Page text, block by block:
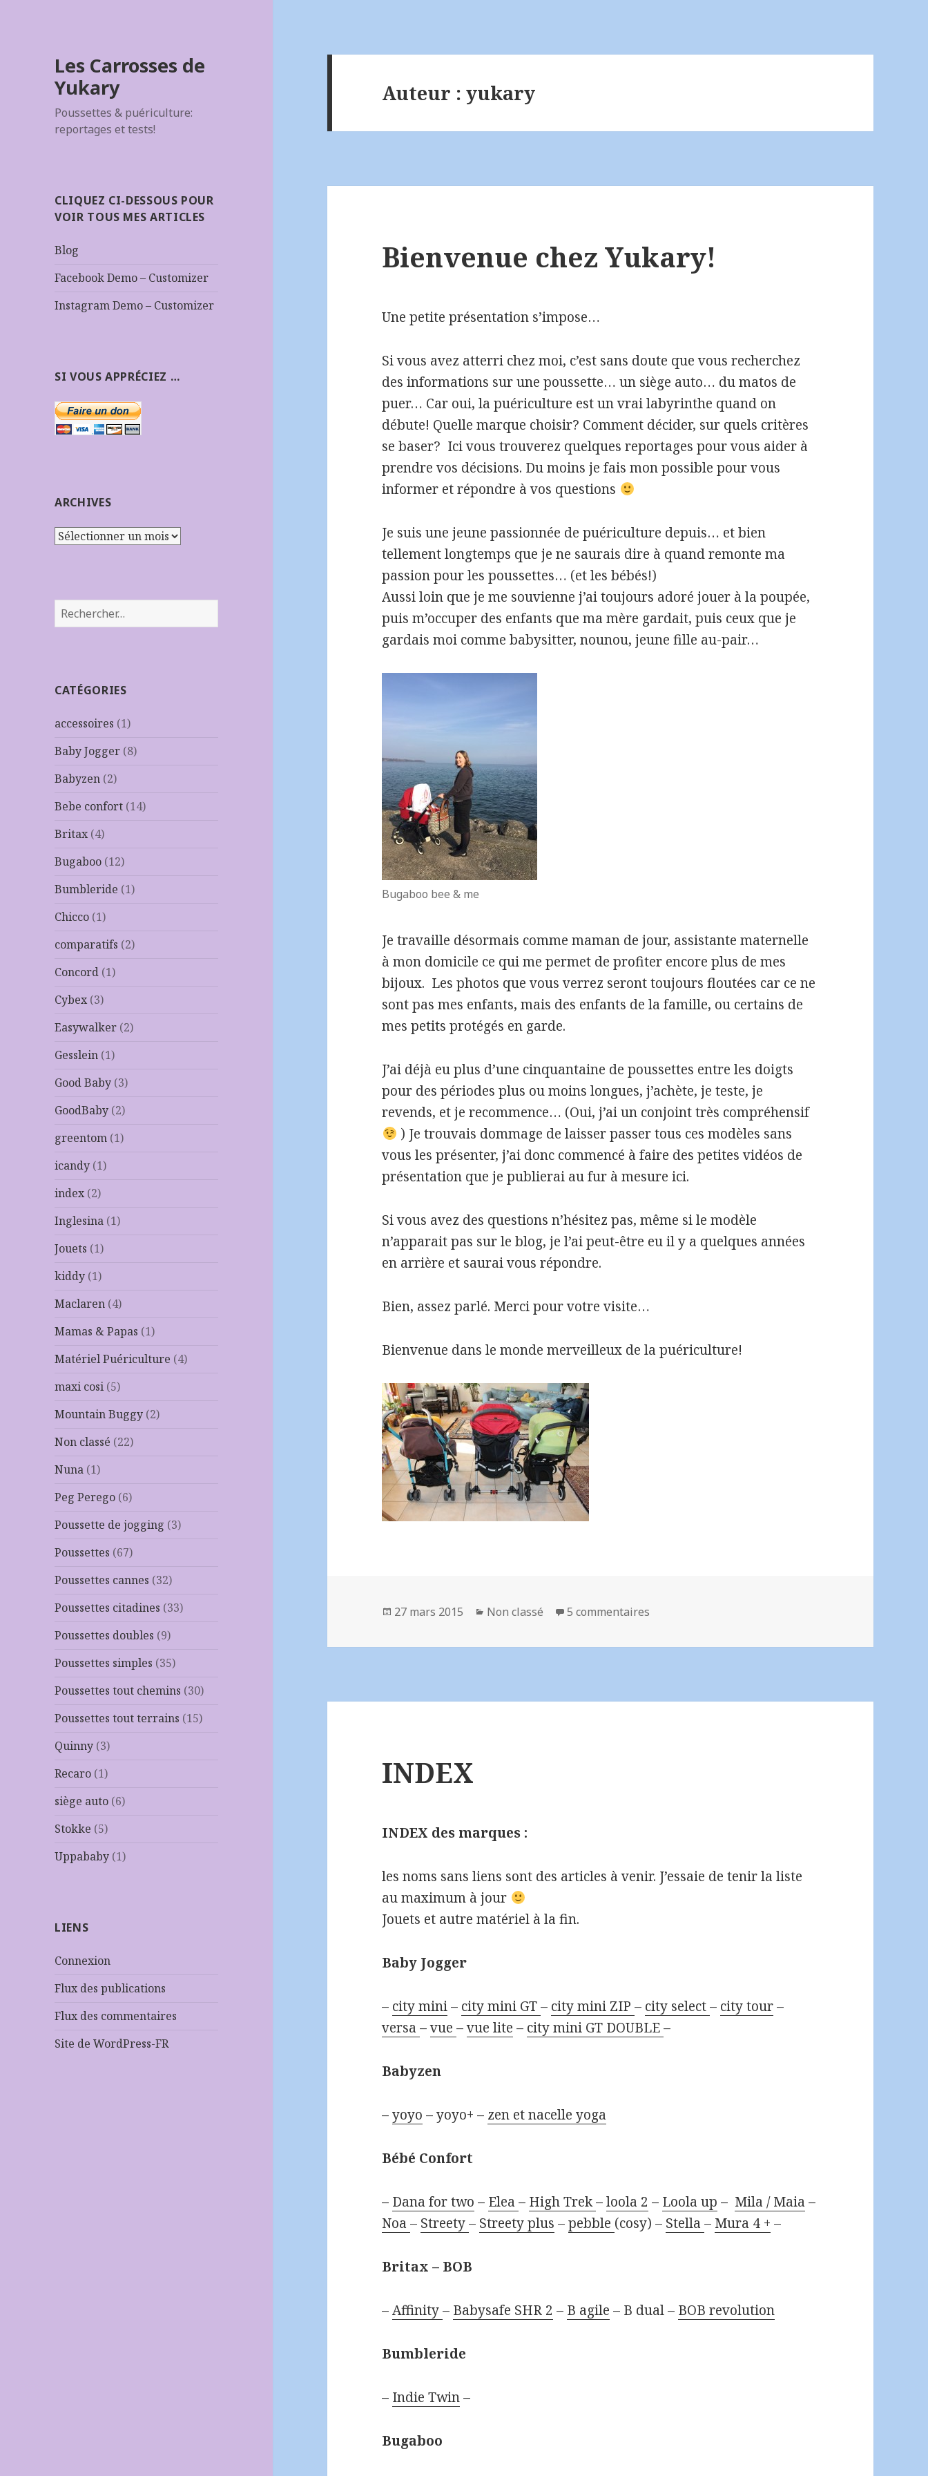
Les Carrosses de
Yukary
Poussettes & puériculture:
reportages et tests!
CLIQUEZ CI-DESSOUS POUR
VOIR TOUS MES ARTICLES
Blog
Facebook Demo – Customizer
Instagram Demo – Customizer
SI VOUS APPRÉCIEZ …
ARCHIVES
Archives
Rechercher :
CATÉGORIES
accessoires (1)
Baby Jogger (8)
Babyzen (2)
Bebe confort (14)
Britax(4)
Bugaboo (12)
Bumbleride (1)
Chicco (1)
comparatifs (2)
Concord (1)
Cybex(3)
Easywalker (2)
Gesslein (1)
Good Baby (3)
GoodBaby (2)
greentom (1)
icandy (1)
index(2)
Inglesina (1)
Jouets (1)
kiddy (1)
Maclaren (4)
Mamas & Papas (1)
Matériel Puériculture (4)
maxi cosi (5)
Mountain Buggy (2)
Non classé (22)
Nuna (1)
Peg Perego (6)
Poussette de jogging (3)
Poussettes (67)
Poussettes cannes (32)
Poussettes citadines (33)
Poussettes doubles (9)
Poussettes simples (35)
Poussettes tout chemins (30)
Poussettes tout terrains (15)
Quinny (3)
Recaro (1)
siège auto (6)
Stokke (5)
Uppababy (1)
LIENS
Connexion
Flux des publications
Flux des commentaires
Site de WordPress-FR
Auteur :yukary
Bienvenue chez Yukary!
Une petite présentation s’impose…
Si vous avez atterri chez moi, c’est sans doute que vous recherchez
des informations sur une poussette… un siège auto… du matos de
puer… Car oui, la puériculture est un vrai labyrinthe quand on
débute! Quelle marque choisir? Comment décider, sur quels critères
se baser? Ici vous trouverez quelques reportages pour vous aider à
prendre vos décisions. Du moins je fais mon possible pour vous
informer et répondre à vos questions
Je suis une jeune passionnée de puériculture depuis… et bien
tellement longtemps que je ne saurais dire à quand remonte ma
passion pour les poussettes… (et les bébés!)
Aussi loin que je me souvienne j’ai toujours adoré jouer à la poupée,
puis m’occuper des enfants que ma mère gardait, puis ceux que je
gardais moi comme babysitter, nounou, jeune fille au-pair…
Bugaboo bee & me
Je travaille désormais comme maman de jour, assistante maternelle
à mon domicile ce qui me permet de profiter encore plus de mes
bijoux. Les photos que vous verrez seront toujours floutées car ce ne
sont pas mes enfants, mais des enfants de la famille, ou certains de
mes petits protégés en garde.
J’ai déjà eu plus d’une cinquantaine de poussettes entre les doigts
pour des périodes plus ou moins longues, j’achète, je teste, je
revends, et je recommence… (Oui, j’ai un conjoint très compréhensif
) Je trouvais dommage de laisser passer tous ces modèles sans
vous les présenter, j’ai donc commencé à faire des petites vidéos de
présentation que je publierai au fur à mesure ici.
Si vous avez des questions n’hésitez pas, même si le modèle
n’apparait pas sur le blog, je l’ai peut-être eu il y a quelques années
en arrière et saurai vous répondre.
Bien, assez parlé. Merci pour votre visite…
Bienvenue dans le monde merveilleux de la puériculture!
Publié
27 mars 2015 Catégories
Non classé 5 commentaires
INDEX
INDEX des marques :
les noms sans liens sont des articles à venir. J’essaie de tenir la liste
au maximum à jour
Jouets et autre matériel à la fin.
Baby Jogger
– city mini– city mini GT– city mini ZIP– city select– city tour–
versa–vue–vue lite – city mini GT DOUBLE–
Babyzen
–yoyo – yoyo+ – zen et nacelle yoga
Bébé Confort
– Dana for two – Elea– High Trek–loola 2 – Loola up – Mila / Maia –
Noa– Streety– Streety plus –pebble (cosy) – Stella– Mura 4 + –
Britax – BOB
–Affinity– Babysafe SHR 2 – B agile – B dual – BOB revolution
Bumbleride
– Indie Twin–
Bugaboo